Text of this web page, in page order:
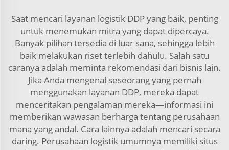
Saat mencari layanan logistik DDP yang baik, penting
untuk menemukan mitra yang dapat dipercaya.
Banyak pilihan tersedia di luar sana, sehingga lebih
baik melakukan riset terlebih dahulu. Salah satu
caranya adalah meminta rekomendasi dari bisnis lain.
Jika Anda mengenal seseorang yang pernah
menggunakan layanan DDP, mereka dapat
menceritakan pengalaman mereka—informasi ini
memberikan wawasan berharga tentang perusahaan
mana yang andal. Cara lainnya adalah mencari secara
daring. Perusahaan logistik umumnya memiliki situs